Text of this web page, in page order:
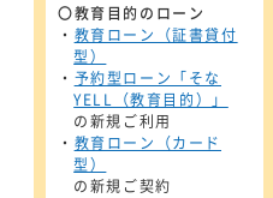
〇教育目的のローン
・ 教育ローン（証書貸付
型）
・ 予約型ローン「そな
YELL（教育目的）」
の新規ご利用
・ 教育ローン（カード
型）
の新規ご契約